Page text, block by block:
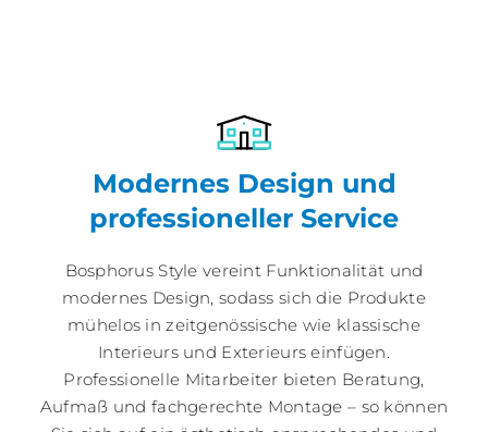
Modernes Design und
professioneller Service
Bosphorus Style vereint Funktionalität und
modernes Design, sodass sich die Produkte
mühelos in zeitgenössische wie klassische
Interieurs und Exterieurs einfügen.
Professionelle Mitarbeiter bieten Beratung,
Aufmaß und fachgerechte Montage – so können